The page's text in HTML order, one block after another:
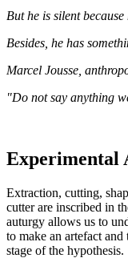
But he is silent
Besides, he has
Marcel Jousse,
"Do not say anything
Experimental
Extraction, cutting,
cutter are inscribed in
auturgy allows us to
to make an artefact
stage of the hypothesis.